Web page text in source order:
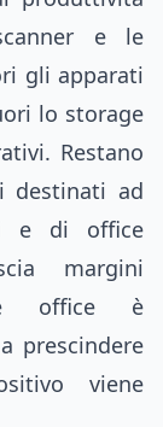
e le
gli apparati
lo storage
Restano
destinati ad
e di office
margini
office è
prescindere
viene